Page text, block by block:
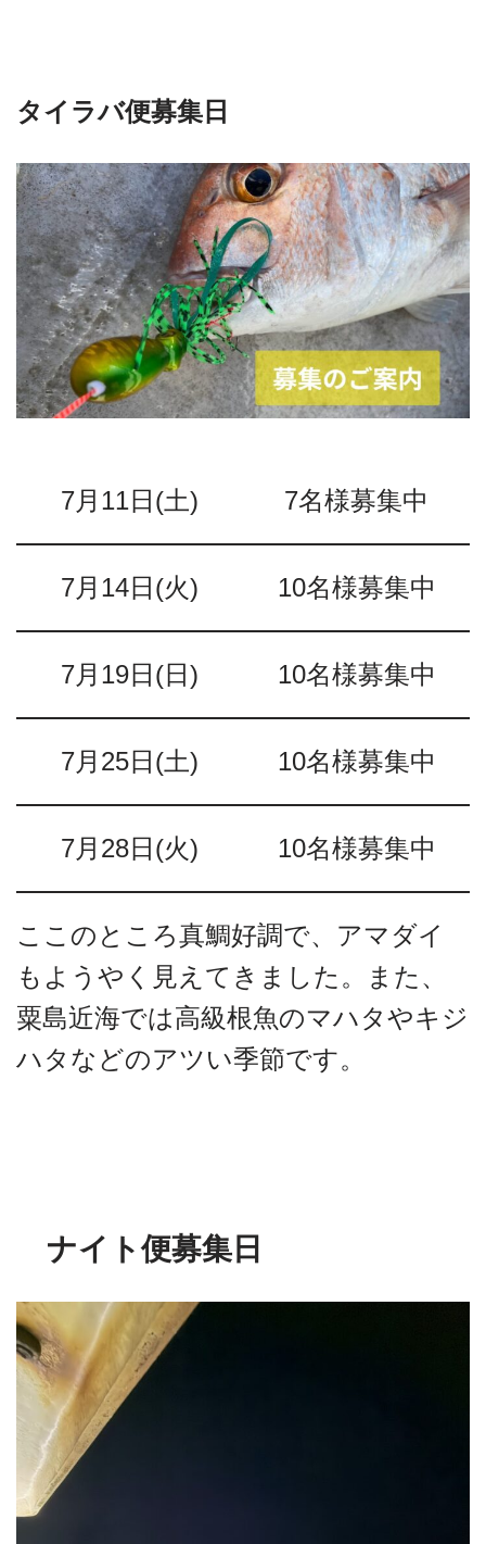
タイラバ便募集日
7月11日(土) 7名様募集中
7月14日(火) 10名様募集中
7月19日(日) 10名様募集中
7月25日(土) 10名様募集中
7月28日(火) 10名様募集中
ここのところ真鯛好調で、アマダイ
もようやく見えてきました。また、
粟島近海では高級根魚のマハタやキジ
ハタなどのアツい季節です。
ナイト便募集日